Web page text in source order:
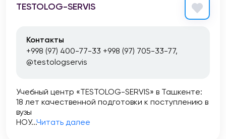
TESTOLOG-SERVIS
Контакты
+998 (97) 400-77-33 +998 (97) 705-33-77,
@testologservis
Учебный центр «TESTOLOG-SERVIS» в Ташкенте:
18 лет качественной подготовки к поступлению в
вузы
НОУ...Читать далее